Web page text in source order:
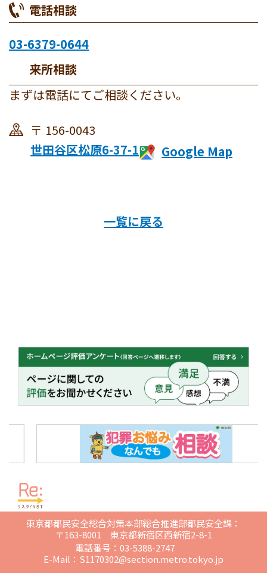
電話相談
03-6379-0644
来所相談
まずは電話にてご相談ください。
156-0043
世田谷区松原6-37-1
一覧に戻る
東京都都民安全総合対策本部総合推進部都民安全課：
〒163-8001 東京都新宿区西新宿2-8-1
電話番号：03-5388-2747
E-Mail： S1170302@section.metro.tokyo.jp